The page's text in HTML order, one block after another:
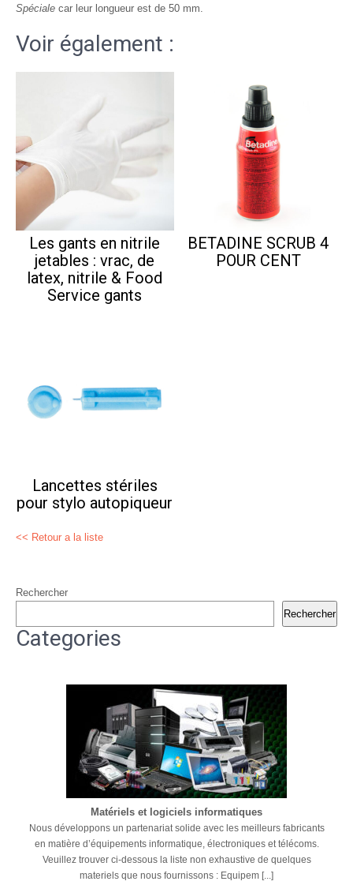
Spéciale car leur longueur est de 50 mm.
Voir également :
Les gants en nitrile
jetables : vrac, de
latex, nitrile & Food
Service gants
BETADINE SCRUB 4
POUR CENT
Lancettes stériles
pour stylo autopiqueur
<< Retour a la liste
Rechercher
Rechercher
Categories
Matériels et logiciels informatiques
Nous développons un partenariat solide avec les meilleurs fabricants
en matière d’équipements informatique, électroniques et télécoms.
Veuillez trouver ci-dessous la liste non exhaustive de quelques
materiels que nous fournissons : Equipem [...]